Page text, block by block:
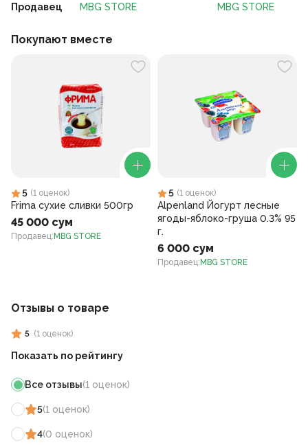
Продавец MBG STORE MBG STORE
Покупают вместе
5 (1 оценок)
Frima сухие сливки 500гр
45 000 сум
Продавец: MBG STORE
5 (1 оценок)
Alpenland Йогурт лесные
ягоды-яблоко-груша 0.3% 95
г.
6 000 сум
Продавец: MBG STORE
Отзывы о товаре
5 (1 оценок)
Показать по рейтингу
Все отзывы(1 оценок)
5(1 оценок)
4(0 оценок)